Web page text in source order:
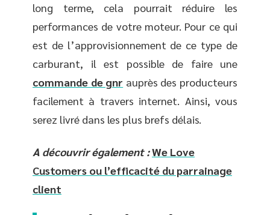
long terme, cela pourrait réduire les
performances de votre moteur. Pour ce qui
est de l’approvisionnement de ce type de
carburant, il est possible de faire une
commande de gnr auprès des producteurs
facilement à travers internet. Ainsi, vous
serez livré dans les plus brefs délais.
A découvrir également :We Love
Customers ou l’efficacité du parrainage
client